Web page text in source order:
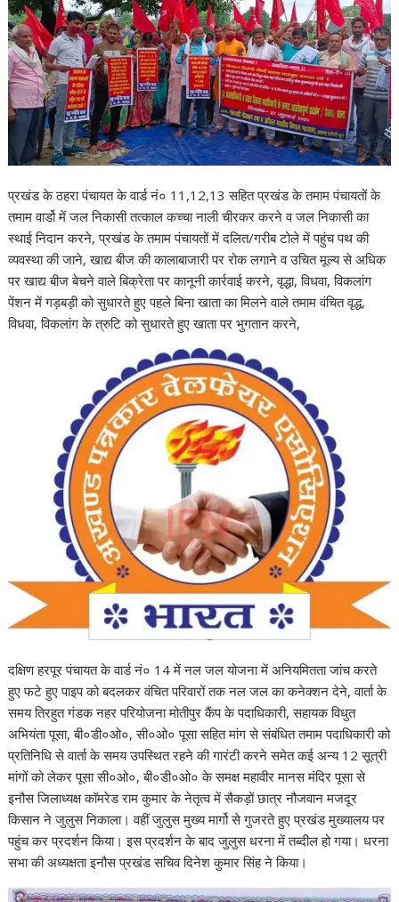
प्रखंड के ठहरा पंचायत के वार्ड नं० 11,12,13 सहित प्रखंड के तमाम पंचायतों के
तमाम वार्डो में जल निकासी तत्काल कच्चा नाली चीरकर करने व जल निकासी का
स्थाई निदान करने, प्रखंड के तमाम पंचायतों में दलित/गरीब टोले में पहुंच पथ की
व्यवस्था की जाने, खाद्य बीज की कालाबाजारी पर रोक लगाने व उचित मूल्य से अधिक
पर खाद्य बीज बेचने वाले बिक्रेता पर कानूनी कार्रवाई करने, वृद्धा, विधवा, विकलांग
पेंशन में गड़बड़ी को सुधारते हुए पहले बिना खाता का मिलने वाले तमाम वंचित वृद्ध,
विधवा, विकलांग के त्रुटि को सुधारते हुए खाता पर भुगतान करने,
दक्षिण हरपूर पंचायत के वार्ड नं० 14 में नल जल योजना में अनियमितता जांच करते
हुए फटे हुए पाइप को बदलकर वंचित परिवारों तक नल जल का कनेक्शन देने, वार्ता के
समय तिरहुत गंडक नहर परियोजना मोतीपुर कैंप के पदाधिकारी, सहायक विधुत
अभियंता पूसा, बी०डी०ओ०, सी०ओ० पूसा सहित मांग से संबंधित तमाम पदाधिकारी को
प्रतिनिधि से वार्ता के समय उपस्थित रहने की गारंटी करने समेत कई अन्य 12 सूत्री
मांगों को लेकर पूसा सी०ओ०, बी०डी०ओ० के समक्ष महावीर मानस मंदिर पूसा से
इनौस जिलाध्यक्ष कॉमरेड राम कुमार के नेतृत्व में सैकड़ों छात्र नौजवान मजदूर
किसान ने जुलुस निकाला। वहीं जुलुस मुख्य मार्गो से गुजरते हुए प्रखंड मुख्यालय पर
पहुंच कर प्रदर्शन किया। इस प्रदर्शन के बाद जुलुस धरना में तब्दील हो गया। धरना
सभा की अध्यक्षता इनौस प्रखंड सचिव दिनेश कुमार सिंह ने किया।